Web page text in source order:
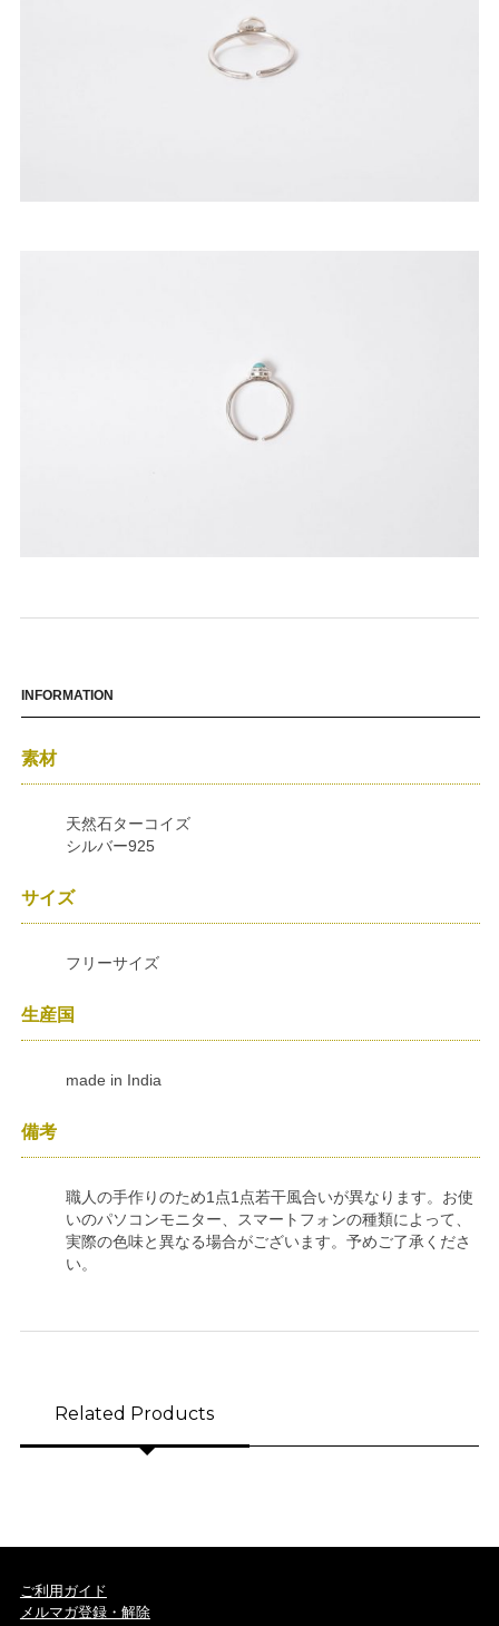
INFORMATION
素材
天然石ターコイズ
シルバー925
サイズ
フリーサイズ
生産国
made in India
備考
職人の手作りのため1点1点若干風合いが異なります。お使
いのパソコンモニター、スマートフォンの種類によって、
実際の色味と異なる場合がございます。予めご了承くださ
い。
Related Products
ご利用ガイド
メルマガ登録・解除